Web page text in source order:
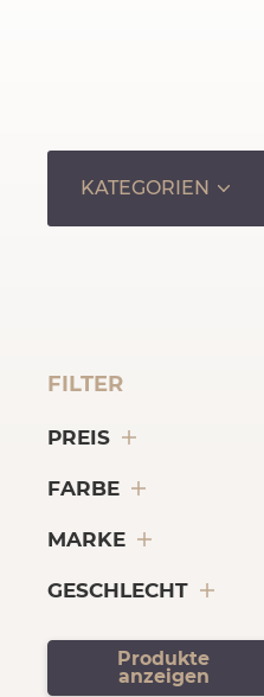
KATEGORIEN
FILTER
PREIS
FARBE
MARKE
GESCHLECHT
Produkte
anzeigen